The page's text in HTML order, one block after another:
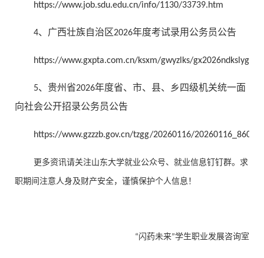
https://www.job.sdu.edu.cn/info/1130/33739.htm
4、广西壮族自治区2026年度考试录用公务员公告
https://www.gxpta.com.cn/ksxm/gwyzlks/
5、贵州省2026年度省、市、县、乡四级机关统一面
向社会公开招录公务员公告
https://www.gzzzb.gov.cn/tzgg/20260116/
更多资讯请关注山东大学就业公众号、就业信息钉钉群。求
职期间注意人身及财产安全，谨慎保护个人信息！
“闪药未来”学生职业发展咨询室